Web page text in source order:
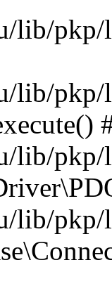
lib/pkp/
lib/pkp/
pkp/
pkp/